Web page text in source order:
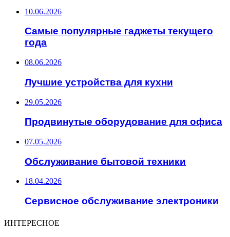
10.06.2026
Самые популярные гаджеты текущего
года
08.06.2026
Лучшие устройства для кухни
29.05.2026
Продвинутые оборудование для офиса
07.05.2026
Обслуживание бытовой техники
18.04.2026
Сервисное обслуживание электроники
ИНТЕРЕСНОЕ